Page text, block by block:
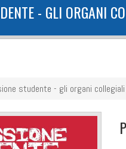
- GLI ORGANI
studente - gli organi collegiali